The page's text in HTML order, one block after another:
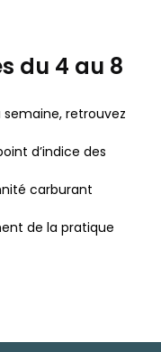
du 4 au 8
retrouvez
d’indice des
carburant
de la pratique